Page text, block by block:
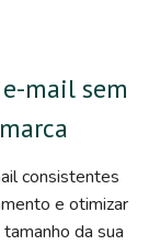
mail sem
consistentes
e otimizar
da sua